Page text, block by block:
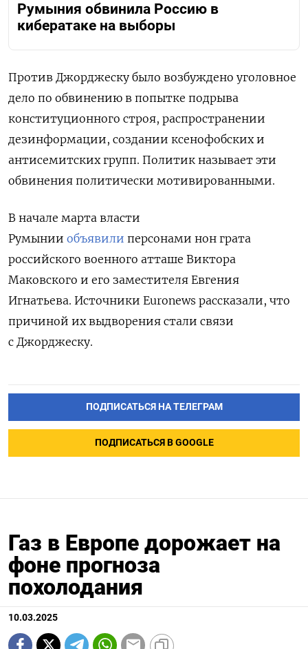
Румыния обвинила Россию в
кибератаке на выборы
Против Джорджеску было возбуждено уголовное
дело по обвинению в попытке подрыва
конституционного строя, распространении
дезинформации, создании ксенофобских и
антисемитских групп. Политик называет эти
обвинения политически мотивированными.
В начале марта власти
Румынии объявили персонами нон грата
российского военного атташе Виктора
Маковского и его заместителя Евгения
Игнатьева. Источники Euronews рассказали, что
причиной их выдворения стали связи
с Джорджеску.
ПОДПИСАТЬСЯ НА ТЕЛЕГРАМ
ПОДПИСАТЬСЯ В GOOGLE
Газ в Европе дорожает на
фоне прогноза
похолодания
10.03.2025